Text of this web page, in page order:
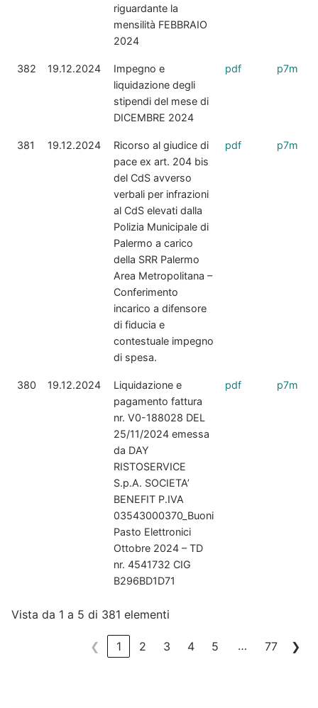
riguardante la
mensilità FEBBRAIO
2024
382 19.12.2024
Impegno e
liquidazione degli
stipendi del mese di
DICEMBRE 2024
pdf p7m
381 19.12.2024
Ricorso al giudice di
pace ex art. 204 bis
del CdS avverso
verbali per infrazioni
al CdS elevati dalla
Polizia Municipale di
Palermo a carico
della SRR Palermo
Area Metropolitana –
Conferimento
incarico a difensore
di fiducia e
contestuale impegno
di spesa.
pdf p7m
380 19.12.2024
Liquidazione e
pagamento fattura
nr. V0-188028 DEL
25/11/2024 emessa
da DAY
RISTOSERVICE
S.p.A. SOCIETA’
BENEFIT P.IVA
03543000370_Buoni
Pasto Elettronici
Ottobre 2024 – TD
nr. 4541732 CIG
B296BD1D71
pdf p7m
Vista da 1 a 5 di 381 elementi
❮ 1 2 3 4 5 … 77 ❯